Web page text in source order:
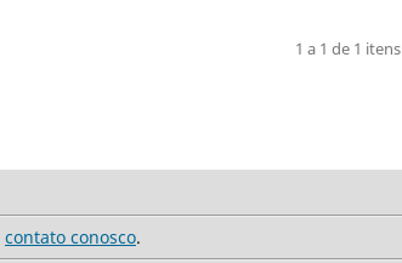
1 a 1 de 1 itens
contato conosco.